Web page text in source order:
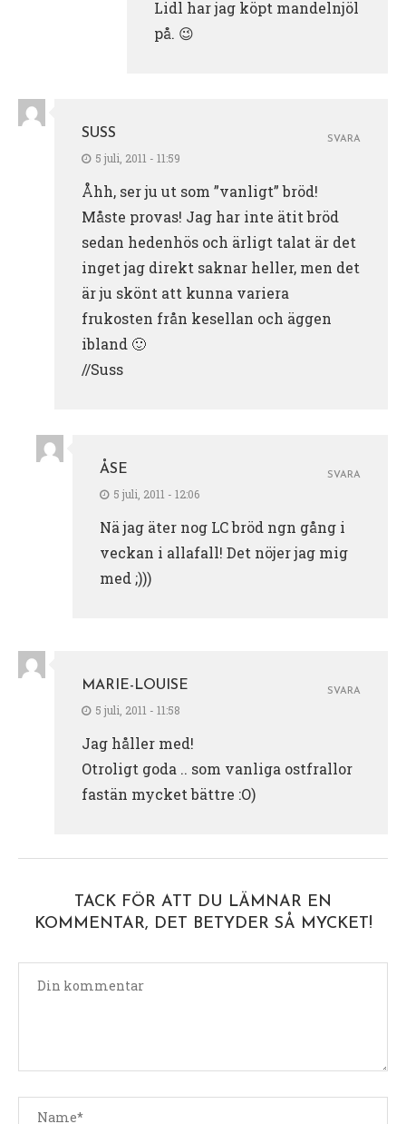
Lidl har jag köpt mandelnjöl
på. 😉
SUSS
5 juli, 2011 - 11:59
Åhh, ser ju ut som ”vanligt” bröd!
Måste provas! Jag har inte ätit bröd
sedan hedenhös och ärligt talat är det
inget jag direkt saknar heller, men det
är ju skönt att kunna variera
frukosten från kesellan och äggen
ibland 🙂
//Suss
SVARA
ÅSE
5 juli, 2011 - 12:06
Nä jag äter nog LC bröd ngn gång i
veckan i allafall! Det nöjer jag mig
med ;)))
SVARA
MARIE-LOUISE
5 juli, 2011 - 11:58
Jag håller med!
Otroligt goda .. som vanliga ostfrallor
fastän mycket bättre :O)
SVARA
TACK FÖR ATT DU LÄMNAR EN
KOMMENTAR, DET BETYDER SÅ MYCKET!